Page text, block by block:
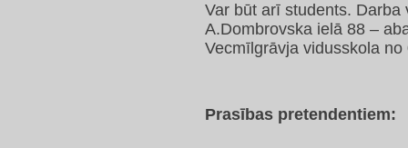
Var būt arī students. Darba
A.Dombrovska ielā 88 –
Vecmīlgrāvja vidusskola no
Prasības pretendentiem: